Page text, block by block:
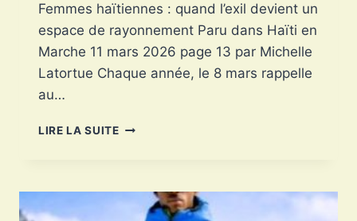
Femmes haïtiennes : quand l’exil devient un
espace de rayonnement Paru dans Haïti en
Marche 11 mars 2026 page 13 par Michelle
Latortue Chaque année, le 8 mars rappelle
au…
LIRE LA SUITEFEMMES
L’EXIL
DEVIENT